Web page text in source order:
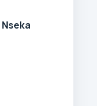
Nseka